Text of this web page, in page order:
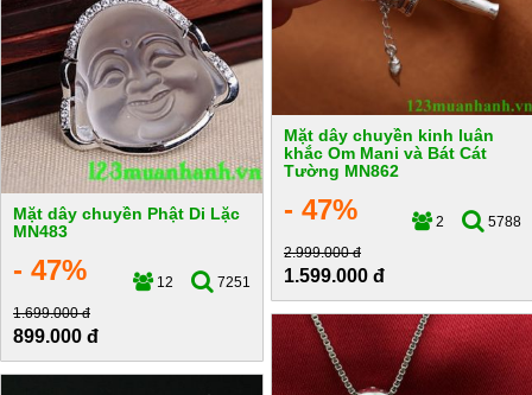
Mặt dây chuyền kinh luân
khắc Om Mani và Bát Cát
Tường MN862
- 47% 2
5788
2.999.000 đ
1.599.000 đ
Mặt dây chuyền Phật Di Lặc
MN483
- 47% 12
7251
1.699.000 đ
899.000 đ